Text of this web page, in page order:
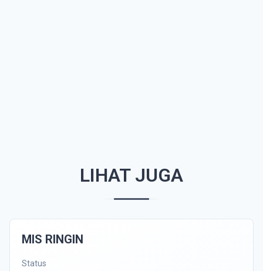
LIHAT JUGA
MIS RINGIN
Status